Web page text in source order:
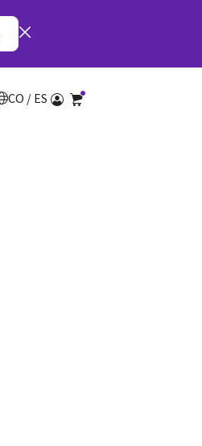
CO / ES